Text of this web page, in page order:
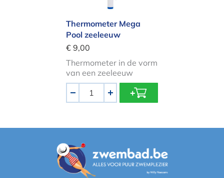
Thermometer Mega
Pool zeeleeuw
€ 9,00
Thermometer in de vorm
van een zeeleeuw
+